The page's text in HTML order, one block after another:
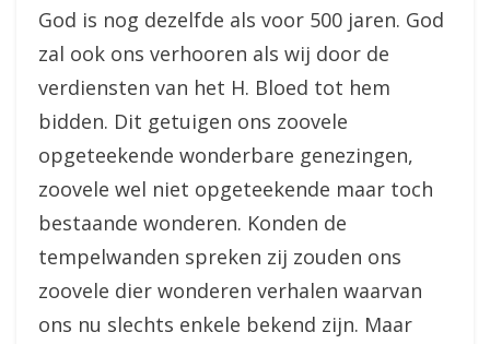
God is nog dezelfde als voor 500 jaren. God
zal ook ons verhooren als wij door de
verdiensten van het H. Bloed tot hem
bidden. Dit getuigen ons zoovele
opgeteekende wonderbare genezingen,
zoovele wel niet opgeteekende maar toch
bestaande wonderen. Konden de
tempelwanden spreken zij zouden ons
zoovele dier wonderen verhalen waarvan
ons nu slechts enkele bekend zijn. Maar